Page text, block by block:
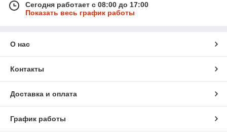
Сегодня работает с 08:00 до 17:00
Показать весь график работы
О нас
Контакты
Доставка и оплата
График работы